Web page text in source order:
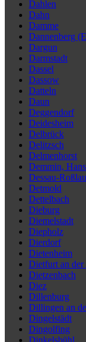
Dahlen
Dahn
Damme
Dannenberg
Dargun
Darmstadt
Dassel
Dassow
Datteln
Daun
Deggendorf
Deidesheim
Delbrück
Delitzsch
Delmenhorst
Demmin,
Dessau-Roßlau
Detmold
Dettelbach
Dieburg
Diemelstadt
Diepholz
Dierdorf
Dietenheim
Dietfurt an
Dietzenbach
Diez
Dillenburg
Dillingen an
Dingelstädt
Dingolfing
Dinkelsbühl